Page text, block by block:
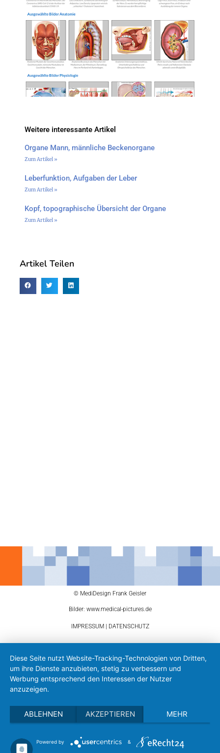
Weitere interessante Artikel
Organe Mann, männliche Beckenorgane
Zum Artikel »
Leberfunktion, Aufgaben der Leber
Zum Artikel »
Kopf, topographische Übersicht der Organe
Zum Artikel »
Artikel Teilen
© MediDesign Frank Geisler
Bilder: www.medical-pictures.de
IMPRESSUM DATENSCHUTZ
Diese Seite nutzt Website-Tracking-Technologien von Dritten,
um ihre Dienste anzubieten, stetig zu verbessern und
Werbung entsprechend den Interessen der Nutzer
anzuzeigen.
ABLEHNEN AKZEPTIEREN MEHR
Powered by &